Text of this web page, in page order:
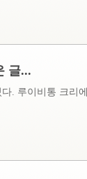
글...
. 루이비통 크리에